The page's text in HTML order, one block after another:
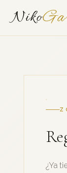
Niko
¿Ya